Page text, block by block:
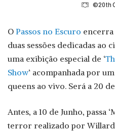
©20th
O Passos no Escuro encerra
duas sessões dedicadas ao
uma exibição especial de ‘
Show‘ acompanhada por
queens ao vivo. Será a 20
Antes, a 10 de Junho, passa
terror realizado por Willard